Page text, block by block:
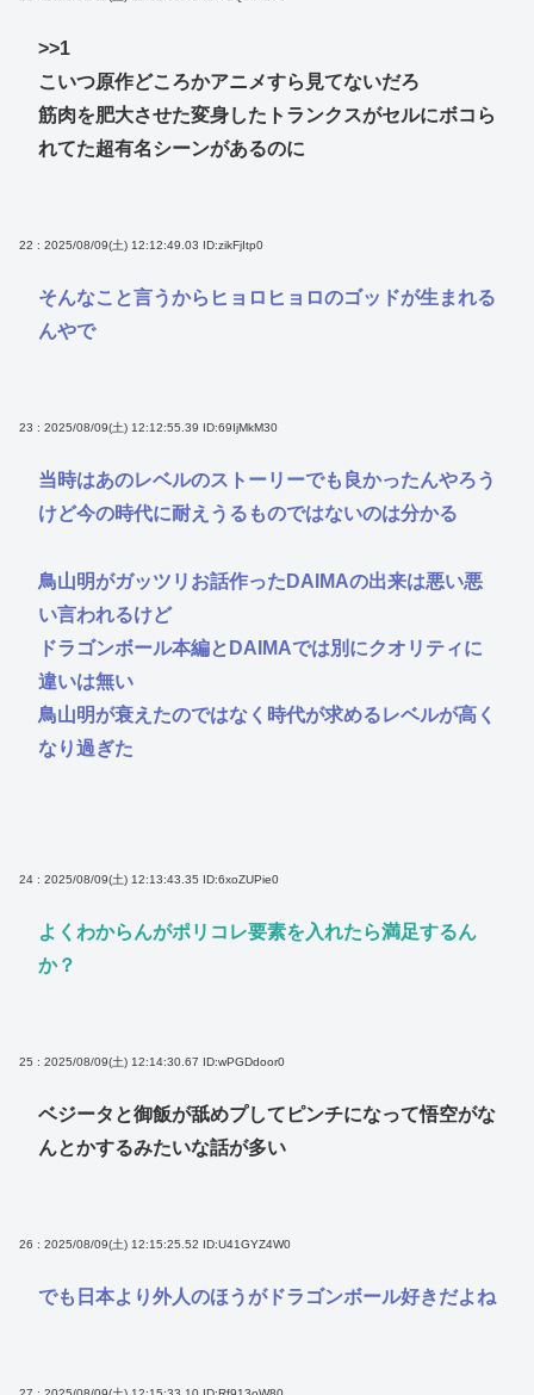
>>1
こいつ原作どころかアニメすら見てないだろ
筋肉を肥大させた変身したトランクスがセルにボコら
れてた超有名シーンがあるのに
22 : 2025/08/09(土) 12:12:49.03 ID:zikFjItp0
そんなこと言うからヒョロヒョロのゴッドが生まれる
んやで
23 : 2025/08/09(土) 12:12:55.39 ID:69IjMkM30
当時はあのレベルのストーリーでも良かったんやろう
けど今の時代に耐えうるものではないのは分かる
鳥山明がガッツリお話作ったDAIMAの出来は悪い悪
い言われるけど
ドラゴンボール本編とDAIMAでは別にクオリティに
違いは無い
鳥山明が衰えたのではなく時代が求めるレベルが高く
なり過ぎた
24 : 2025/08/09(土) 12:13:43.35 ID:6xoZUPie0
よくわからんがポリコレ要素を入れたら満足するん
か？
25 : 2025/08/09(土) 12:14:30.67 ID:wPGDdoor0
ベジータと御飯が舐めプしてピンチになって悟空がな
んとかするみたいな話が多い
26 : 2025/08/09(土) 12:15:25.52 ID:U41GYZ4W0
でも日本より外人のほうがドラゴンボール好きだよね